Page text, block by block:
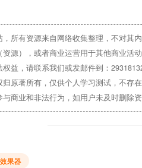
所有资源来自网络收集整理，不对其
源），或者商业运营用于其他商业活
益，请联系我们或发邮件到：
原著所有，仅供个人学习测试，不存
商业和非法行为，如用户未及时删除
果器